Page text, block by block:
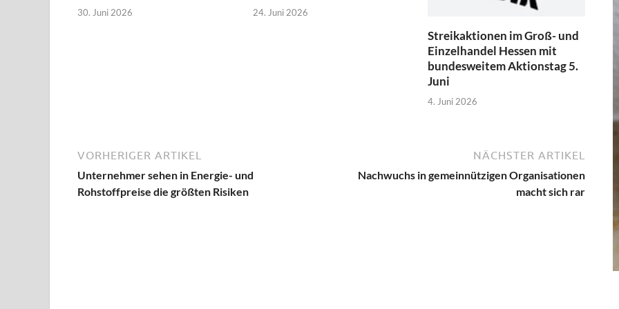
30. Juni 2026 24. Juni 2026
Streikaktionen im Groß- und
Einzelhandel Hessen mit
bundesweitem Aktionstag 5.
Juni
4. Juni 2026
VORHERIGER ARTIKEL
Unternehmer sehen in Energie- und
Rohstoffpreise die größten Risiken
NÄCHSTER ARTIKEL
Nachwuchs in gemeinnützigen Organisationen
macht sich rar